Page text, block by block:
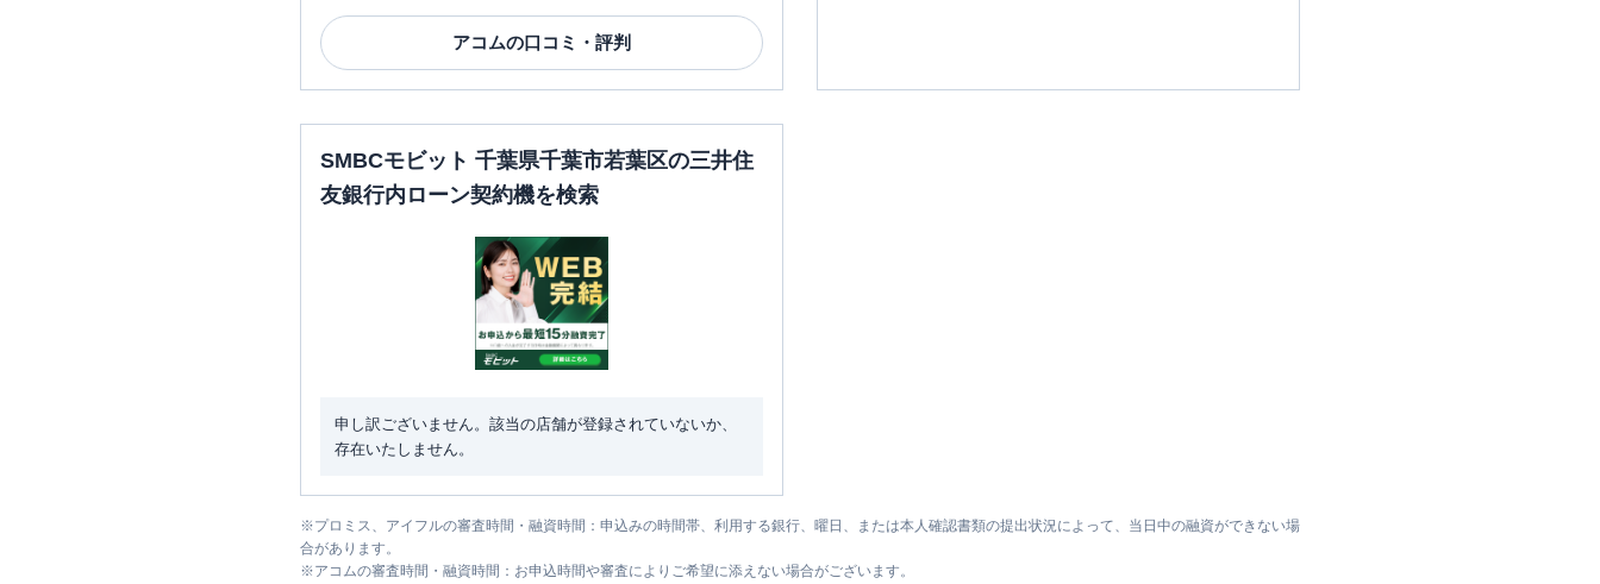
アコムの口コミ・評判
SMBCモビット 千葉県千葉市若葉区の三井住
友銀行内ローン契約機を検索
申し訳ございません。該当の店舗が登録されていないか、
存在いたしません。
※プロミス、アイフルの審査時間・融資時間：申込みの時間帯、利用する銀行、曜日、または本人確認書類の提出状況によって、当日中の融資ができない場
合があります。
※アコムの審査時間・融資時間：お申込時間や審査によりご希望に添えない場合がございます。